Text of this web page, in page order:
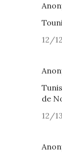
12/
de
12/